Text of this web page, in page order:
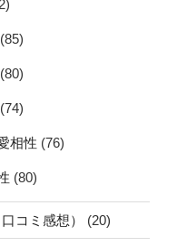
(85)
(80)
(74)
相性 (76)
(80)
コミ感想） (20)